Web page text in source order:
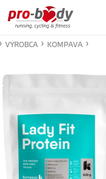
VÝROBCA KOMPAVA